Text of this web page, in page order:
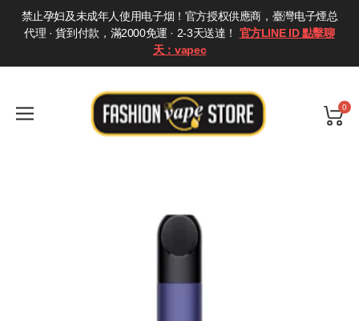
禁止孕妇及未成年人使用电子烟！官方授权供應商，臺灣电子煙总
代理 · 貨到付款，滿2000免運 · 2-3天送達！ 官方LINE ID 點擊聊
天：vapec
0